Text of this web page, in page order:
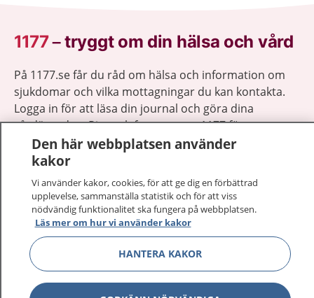
1177–tryggt om din hälsa och vård
På 1177.se får du råd om hälsa och information om
sjukdomar och vilka mottagningar du kan kontakta.
Logga in för att läsa din journal och göra dina
vårdärenden. Ring telefonnummer 1177 för
sjukvårdsrådgivning dygnet runt.
1177 ger dig råd när du vill må bättre.
1177 på flera språk Visa
Om 1177 Visa
Den här webbplatsen använder
kakor
Vi använder kakor, cookies, för att ge dig en förbättrad
upplevelse, sammanställa statistik och för att viss
nödvändig funktionalitet ska fungera på webbplatsen.
Läs mer om hur vi använder kakor
HANTERA KAKOR